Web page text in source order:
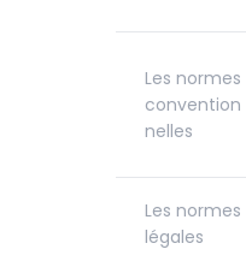
Les normes
convention
nelles
Les normes
légales